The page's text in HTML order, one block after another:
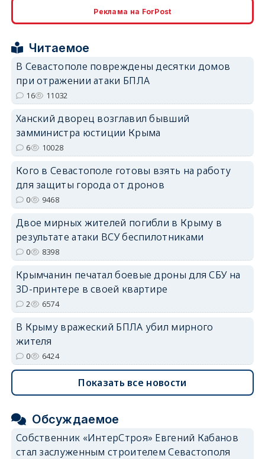
erid: 2SDnjcrDNw6
erid: 2SDnjdPjgYS
erid: 2SDnjdvhGXG
Реклама на ForPost
Читаемое
В Севастополе повреждены десятки домов
при отражении атаки БПЛА
16 11032
Ханский дворец возглавил бывший
замминистра юстиции Крыма
6 10028
Кого в Севастополе готовы взять на работу
для защиты города от дронов
0 9468
Двое мирных жителей погибли в Крыму в
результате атаки ВСУ беспилотниками
0 8398
Крымчанин печатал боевые дроны для СБУ на
3D-принтере в своей квартире
2 6574
В Крыму вражеский БПЛА убил мирного
жителя
0 6424
Показать все новости
Обсуждаемое
Собственник «ИнтерСтроя» Евгений Кабанов
стал заслуженным строителем Севастополя